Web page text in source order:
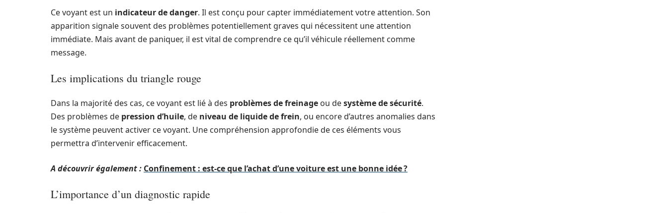
Ce voyant est un indicateur de danger. Il est conçu pour capter immédiatement votre attention. Son
apparition signale souvent des problèmes potentiellement graves qui nécessitent une attention
immédiate. Mais avant de paniquer, il est vital de comprendre ce qu’il véhicule réellement comme
message.
Les implications du triangle rouge
Dans la majorité des cas, ce voyant est lié à des problèmes de freinage ou desystème de sécurité.
Des problèmes de pression d’huile, de niveau de liquide de frein, ou encore d’autres anomalies dans
le système peuvent activer ce voyant. Une compréhension approfondie de ces éléments vous
permettra d’intervenir efficacement.
A découvrir également : Confinement : est-ce que l’achat d’une voiture est une bonne idée ?
L’importance d’un diagnostic rapide